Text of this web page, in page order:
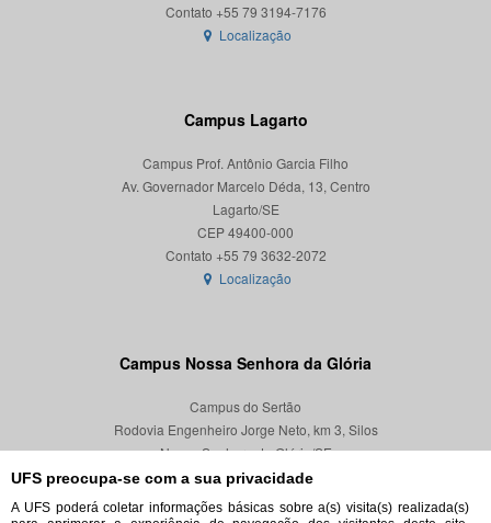
UFS preocupa-se com a sua privacidade
A UFS poderá coletar informações básicas sobre a(s) visita(s) realizada(s)
Localização
Campus Lagarto
Campus Prof. Antônio Garcia Filho
Av. Governador Marcelo Déda, 13, Centro
Lagarto/SE
CEP 49400-000
Localização
Campus Nossa Senhora da Glória
Campus do Sertão
Rodovia Engenheiro Jorge Neto, km 3, Silos
Nossa Senhora da Glória/SE
CEP 49680-000